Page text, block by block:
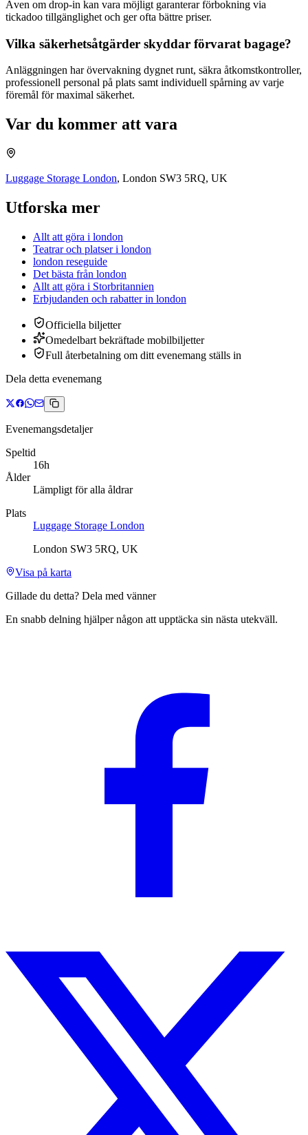
Även om drop-in kan vara möjligt garanterar förbokning via
tickadoo tillgänglighet och ger ofta bättre priser.
Vilka säkerhetsåtgärder skyddar förvarat bagage?
Anläggningen har övervakning dygnet runt, säkra åtkomstkontroller,
professionell personal på plats samt individuell spårning av varje
föremål för maximal säkerhet.
Var du kommer att vara
Luggage Storage London, London SW3 5RQ, UK
Utforska mer
Allt att göra i london
Teatrar och platser i london
london reseguide
Det bästa från london
Allt att göra i Storbritannien
Erbjudanden och rabatterin london
Officiella biljetter
Omedelbart bekräftade mobilbiljetter
Full återbetalning om ditt evenemang ställs in
Dela detta evenemang
Evenemangsdetaljer
Speltid
16h
Ålder
Lämpligt för alla åldrar
Plats
Luggage Storage London
London SW3 5RQ, UK
Visa på karta
Gillade du detta? Dela med vänner
En snabb delning hjälper någon att upptäcka sin nästa utekväll.